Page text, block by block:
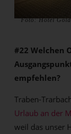
Foto: Hotel
#22 Welchen
empfehlen?
Traben-
Urlaub an der
weil das unser